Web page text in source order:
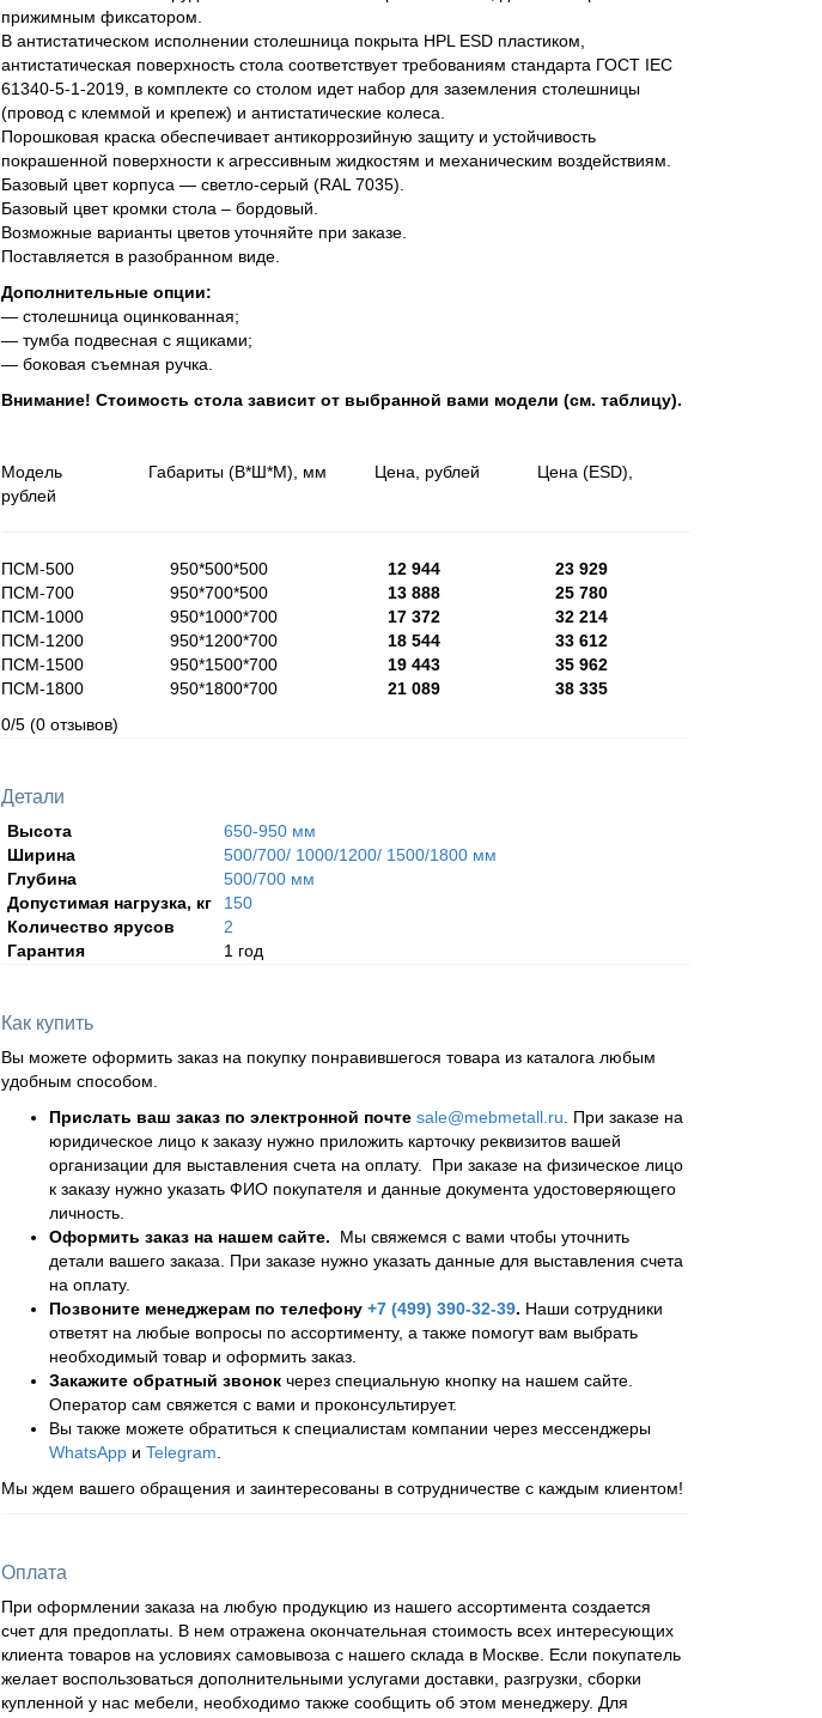
прижимным фиксатором.
В антистатическом исполнении столешница покрыта HPL ESD пластиком,
антистатическая поверхность стола соответствует требованиям стандарта ГОСТ IEC
61340-5-1-2019, в комплекте со столом идет набор для заземления столешницы
(провод с клеммой и крепеж) и антистатические колеса.
Порошковая краска обеспечивает антикоррозийную защиту и устойчивость
покрашенной поверхности к агрессивным жидкостям и механическим воздействиям.
Базовый цвет корпуса — светло-серый (RAL 7035).
Базовый цвет кромки стола – бордовый.
Возможные варианты цветов уточняйте при заказе.
Поставляется в разобранном виде.
Дополнительные опции:
— столешница оцинкованная;
— тумба подвесная с ящиками;
— боковая съемная ручка.
Внимание! Стоимость стола зависит от выбранной вами модели (см. таблицу).
Модель Габариты (В*Ш*М), мм Цена, рублей Цена (ESD),
рублей
ПСМ-500 950*500*500 12 944
23 929
ПСМ-700 950*700*500 13 888
25 780
ПСМ-1000 950*1000*700 17 372
32 214
ПСМ-1200 950*1200*700 18 544
33 612
ПСМ-1500 950*1500*700 19 443
35 962
ПСМ-1800 950*1800*700 21 089
38 335
0/5 (0 отзывов)
Детали
Высота
650-950 мм
Ширина
500/700/ 1000/1200/ 1500/1800 мм
Глубина
500/700 мм
Допустимая нагрузка, кг
150
Количество ярусов
2
Гарантия
1 год
Как купить
Вы можете оформить заказ на покупку понравившегося товара из каталога любым
удобным способом.
Прислать ваш заказ по электронной почте sale@mebmetall.ru. При заказе на
юридическое лицо к заказу нужно приложить карточку реквизитов вашей
организации для выставления счета на оплату. При заказе на физическое лицо
к заказу нужно указать ФИО покупателя и данные документа удостоверяющего
личность.
Оформить заказ на нашем сайте. Мы свяжемся с вами чтобы уточнить
детали вашего заказа. При заказе нужно указать данные для выставления счета
на оплату.
Позвоните менеджерам по телефону +7 (499) 390-32-39. Наши сотрудники
ответят на любые вопросы по ассортименту, а также помогут вам выбрать
необходимый товар и оформить заказ.
Закажите обратный звонокчерез специальную кнопку на нашем сайте.
Оператор сам свяжется с вами и проконсультирует.
Вы также можете обратиться к специалистам компании через мессенджеры
WhatsAppи Telegram.
Мы ждем вашего обращения и заинтересованы в сотрудничестве с каждым клиентом!
Оплата
При оформлении заказа на любую продукцию из нашего ассортимента создается
счет для предоплаты. В нем отражена окончательная стоимость всех интересующих
клиента товаров на условиях самовывоза с нашего склада в Москве. Если покупатель
желает воспользоваться дополнительными услугами доставки, разгрузки, сборки
купленной у нас мебели, необходимо также сообщить об этом менеджеру. Для